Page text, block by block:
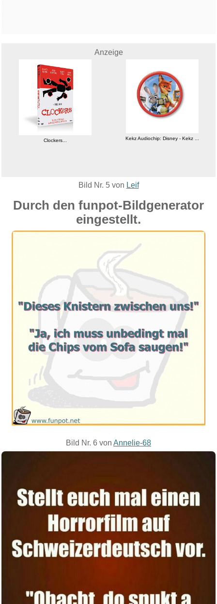
Anzeige
Clockers... Kekz Audiochip: Disney - Kekz ...
Bild Nr. 5 von Leif
Durch den funpot-Bildgenerator
eingestellt.
Bild Nr. 6 von Annelie-68